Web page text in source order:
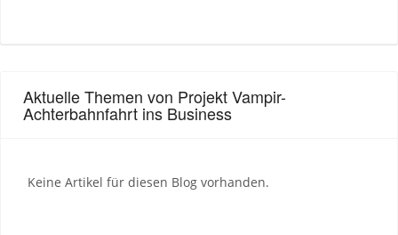
Aktuelle Themen von Projekt Vampir-
Achterbahnfahrt ins Business
Keine Artikel für diesen Blog vorhanden.